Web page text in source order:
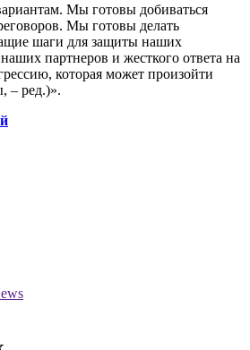
Мы готовы добиваться
Мы готовы делать
шаги для защиты наших
партнеров и жесткого ответа на
которая может произойти
– ред.)».